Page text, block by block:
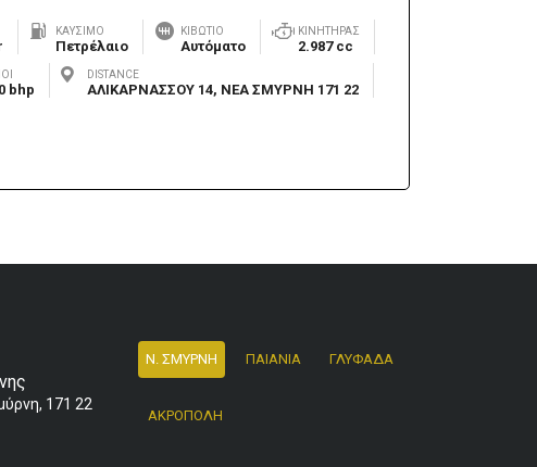
ΚΑΎΣΙΜΟ
Πετρέλαιο
ΚΙΒΏΤΙΟ
Αυτόματο
ΚΙΝΗΤΉΡΑΣ
2.987 cc
bhp
DISTANCE
ΑΛΙΚΑΡΝΑΣΣΟΥ 14, ΝΕΑ ΣΜΥΡΝΗ 171 22
171 22
Ν. ΣΜΥΡΝΗ ΠΑΙΑΝΙΑ ΓΛΥΦΑΔΑ
ΑΚΡΟΠΟΛΗ